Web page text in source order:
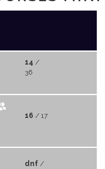
14 /
36
16 / 17
dnf/